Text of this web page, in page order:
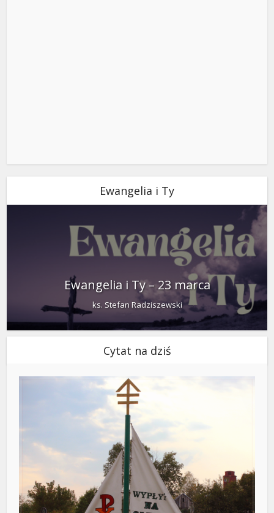
Ewangelia i Ty
Ewangelia i Ty – 23 marca
ks. Stefan Radziszewski
Cytat na dziś